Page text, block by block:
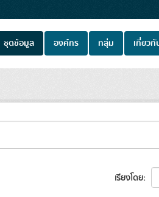
ชุดข้อมูล องค์กร กลุ่ม เกี่ยวกั
เรียงโดย